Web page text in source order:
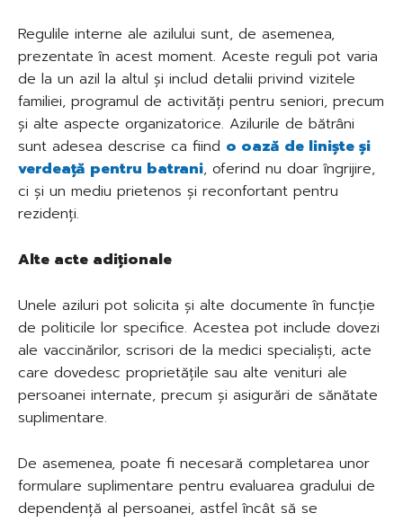
Regulile interne ale azilului sunt, de asemenea,
prezentate în acest moment. Aceste reguli pot varia
de la un azil la altul și includ detalii privind vizitele
familiei, programul de activități pentru seniori, precum
și alte aspecte organizatorice. Azilurile de bătrâni
sunt adesea descrise ca fiind o oază de liniște și
verdeață pentru batrani, oferind nu doar îngrijire,
ci și un mediu prietenos și reconfortant pentru
rezidenți.
Alte acte adiționale
Unele aziluri pot solicita și alte documente în funcție
de politicile lor specifice. Acestea pot include dovezi
ale vaccinărilor, scrisori de la medici specialiști, acte
care dovedesc proprietățile sau alte venituri ale
persoanei internate, precum și asigurări de sănătate
suplimentare.
De asemenea, poate fi necesară completarea unor
formulare suplimentare pentru evaluarea gradului de
dependență al persoanei, astfel încât să se